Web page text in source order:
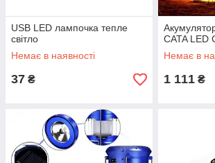
USB LED лампочка тепле
світло
Немає в наявності
37 ₴
CATA LED
Немає в
1 111 ₴